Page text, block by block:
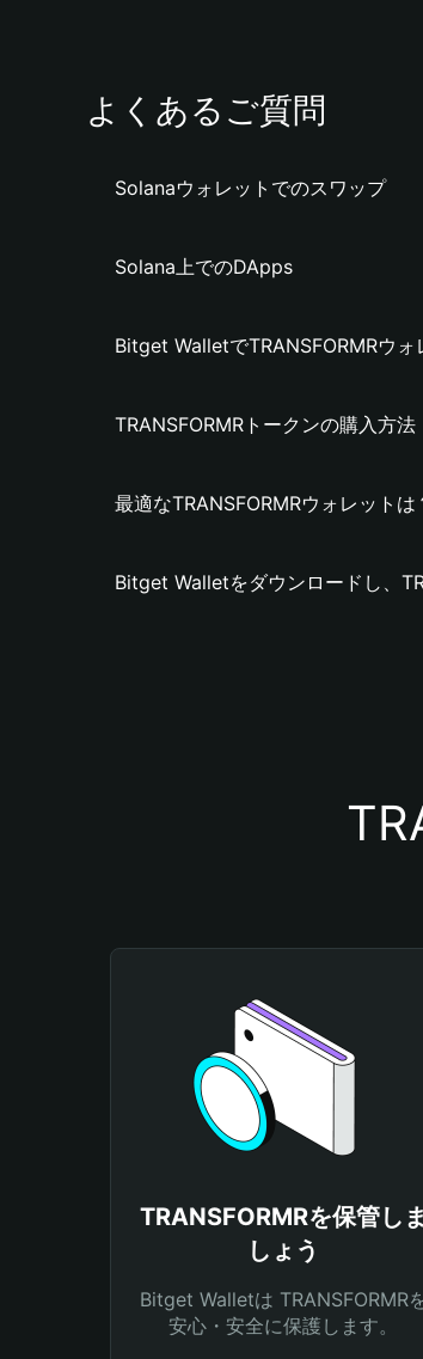
よくあるご質問
Solanaウォレットでのスワップ
Solana上でのDApps
Bitget WalletでTRANSFORMRウ
TRANSFORMRトークンの購入方法
最適なTRANSFORMRウォレットは
Bitget Walletをダウンロードし、
TRANSFORMRを保管しま
しょう
Bitget Walletは TRANSFORMR
安心・安全に保護します。